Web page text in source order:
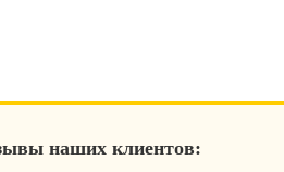
наших клиентов: